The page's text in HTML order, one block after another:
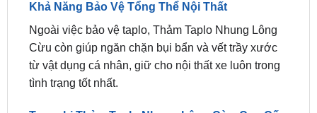
Cừu còn giúp ngăn chặn bụi bẩn và vết trầy xước
từ vật dụng cá nhân, giữ cho nội thất xe luôn trong
tình trạng tốt nhất.
Trang bị Thảm Taplo Nhung Lông Cừu Cao Cấp